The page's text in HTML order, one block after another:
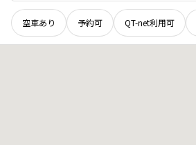
空車あり 予約可 QT-net利用可